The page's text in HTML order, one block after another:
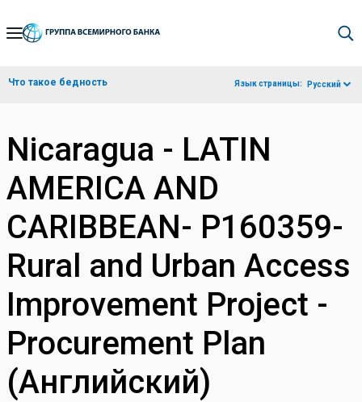
Skip
Navigation
Что такое бедность Язык страницы: Русский
Nicaragua - LATIN
AMERICA AND
CARIBBEAN- P160359-
Rural and Urban Access
Improvement Project -
Procurement Plan
(Английский)